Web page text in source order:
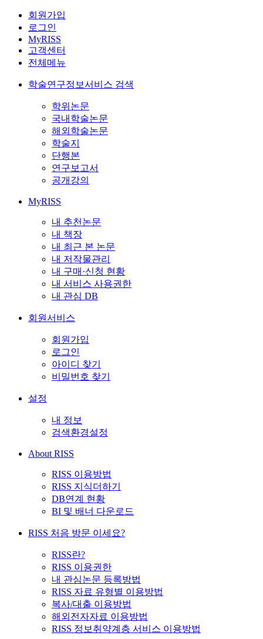
회원가입
로그인
MyRISS
고객센터
전체메뉴
학술연구정보서비스 검색
학위논문
국내학술논문
해외학술논문
학술지
단행본
연구보고서
공개강의
MyRISS
내 추천논문
내 책장
내 최근 본 논문
내 저작물관리
내 구매·신청 현황
내 서비스 사용권한
내 관심 DB
회원서비스
회원가입
로그인
아이디 찾기
비밀번호 찾기
설정
내 정보
검색환경설정
About RISS
RISS 이용방법
RISS 지식더하기
DB연계 현황
BI 및 배너 다운로드
RISS 처음 방문 이세요?
RISS란?
RISS 이용권한
내 관심논문 등록방법
RISS 자료 유형별 이용방법
복사/대출 이용방법
해외전자자료 이용방법
RISS 정보취약계층 서비스 이용방법